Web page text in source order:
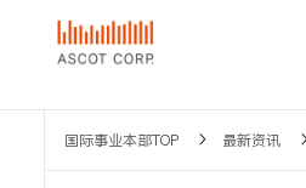
国际事业本部TOP 最新资讯